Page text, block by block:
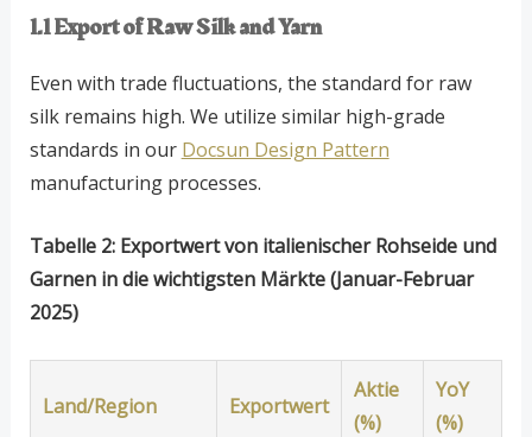
1.1 Export of Raw Silk and Yarn
Even with trade fluctuations, the standard for raw
silk remains high. We utilize similar high-grade
standards in our Docsun Design Pattern
manufacturing processes.
Tabelle 2: Exportwert von italienischer Rohseide und
Garnen in die wichtigsten Märkte (Januar-Februar
2025)
Land/Region Exportwert
Aktie
(%)
YoY
(%)